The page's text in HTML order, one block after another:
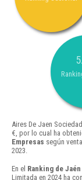
Aires De Jaen
€, por lo cual ha
Empresas según
2023.
En el Ranking de Jaén
Limitada en 2024 ha